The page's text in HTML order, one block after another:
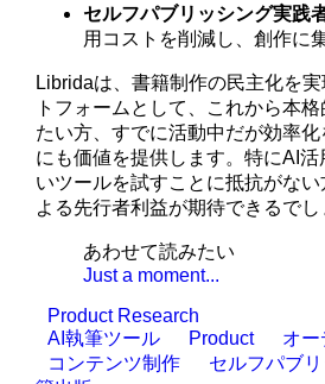
セルフパブリッシング実践
用コストを削減し、創作に
Libridaは、書籍制作の民主化を
トフォームとして、これから本
たい方、すでに活動中だが効率
にも価値を提供します。特にAI
いツールを試すことに抵抗がな
よる先行者利益が期待できるでし
あわせて読みたい
Just a moment...
Product Research
AI執筆ツール
Product
オー
コンテンツ制作
セルフパブ